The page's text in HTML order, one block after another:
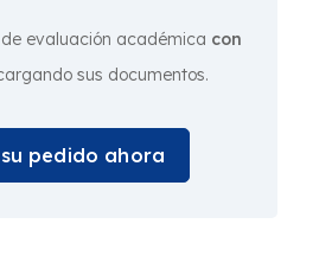
evaluación académica con
sus documentos.
pedido ahora